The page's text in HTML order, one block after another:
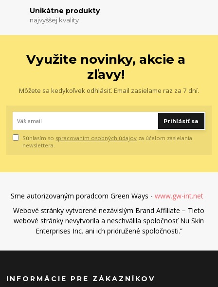
Unikátne produkty
najvyššej kvality
Využite novinky, akcie a
zľavy!
Môžete sa kedykoľvek odhlásiť. Email zasielame raz za 7 dní.
Prihlásiť sa
Súhlasím so spracovaním osobných údajov za účelom zasielania
newslettera.
Sme autorizovaným poradcom Green Ways - www.gw-int.net
Webové stránky vytvorené nezávislým Brand Affiliate − Tieto
webové stránky nevytvorila a neschválila spoločnosť Nu Skin
Enterprises Inc. ani ich pridružené spoločnosti.”
INFORMÁCIE PRE ZÁKAZNÍKOV